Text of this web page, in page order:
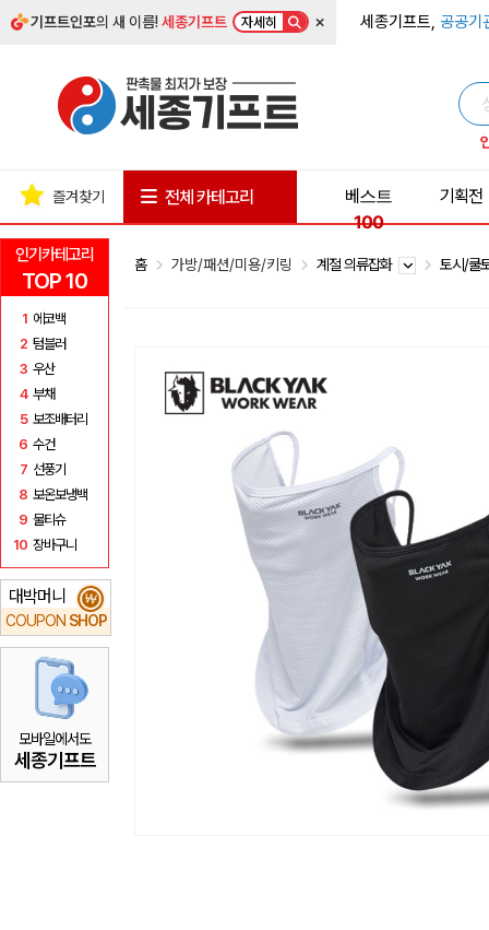
기프트인포의 새 이름!세종기프트 자세히 × 세종기프트, 공공기
인기카테고리
TOP 10
1 에코백
2 텀블러
3 우산
4 부채
5 보조배터리
6 수건
7 선풍기
8 보온보냉백
9 물티슈
10 장바구니
대박머니
COUPON SHOP
₩
모바일에서도
세종기프트
즐겨찾기 전체 카테고리
베스트
100
기획전
홈 가방/패션/미용/키링 계절 의류잡화 토시/쿨